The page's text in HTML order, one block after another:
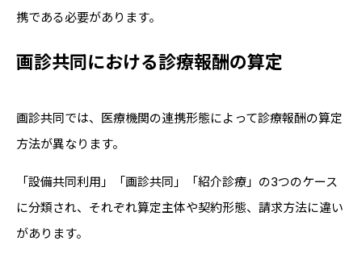
携である必要があります。
画診共同における診療報酬の算定
画診共同では、医療機関の連携形態によって診療報酬の算定
方法が異なります。
「設備共同利用」「画診共同」「紹介診療」の3つのケース
に分類され、それぞれ算定主体や契約形態、請求方法に違い
があります。